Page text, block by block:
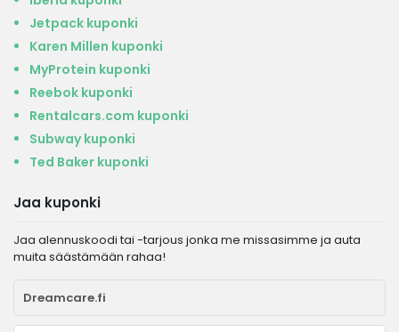
Jetpack kuponki
Karen Millen kuponki
MyProtein kuponki
Reebok kuponki
Rentalcars.com kuponki
Subway kuponki
Ted Baker kuponki
Jaa kuponki
Jaa alennuskoodi tai -tarjous jonka me missasimme ja auta
muita säästämään rahaa!